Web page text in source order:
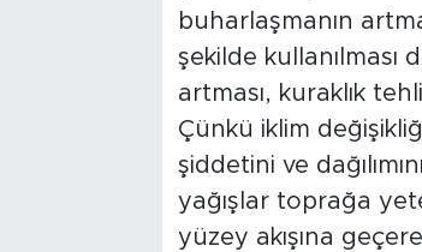
buharlaşmanın
şekilde kullanılması
artması, kuraklık
Çünkü iklim değişikliği
şiddetini ve
yağışlar toprağa
yüzey akışına